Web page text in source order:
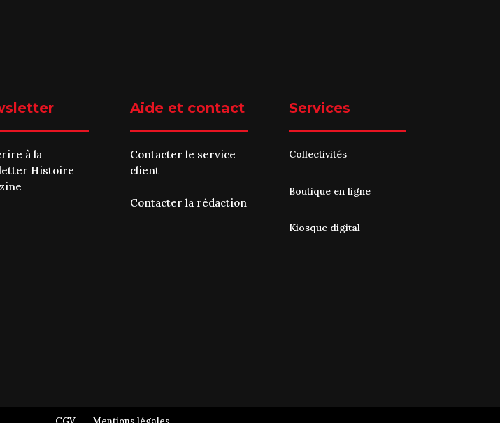
à la
Histoire
Aide et contact
Contacter le service
client
Contacter la rédaction
Services
Collectivités
Boutique en ligne
Kiosque digital